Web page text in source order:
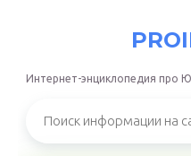
Интернет-энциклопедия про